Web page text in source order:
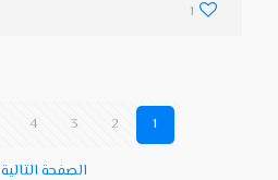
1
1
2
3
4
الصفحة التالية